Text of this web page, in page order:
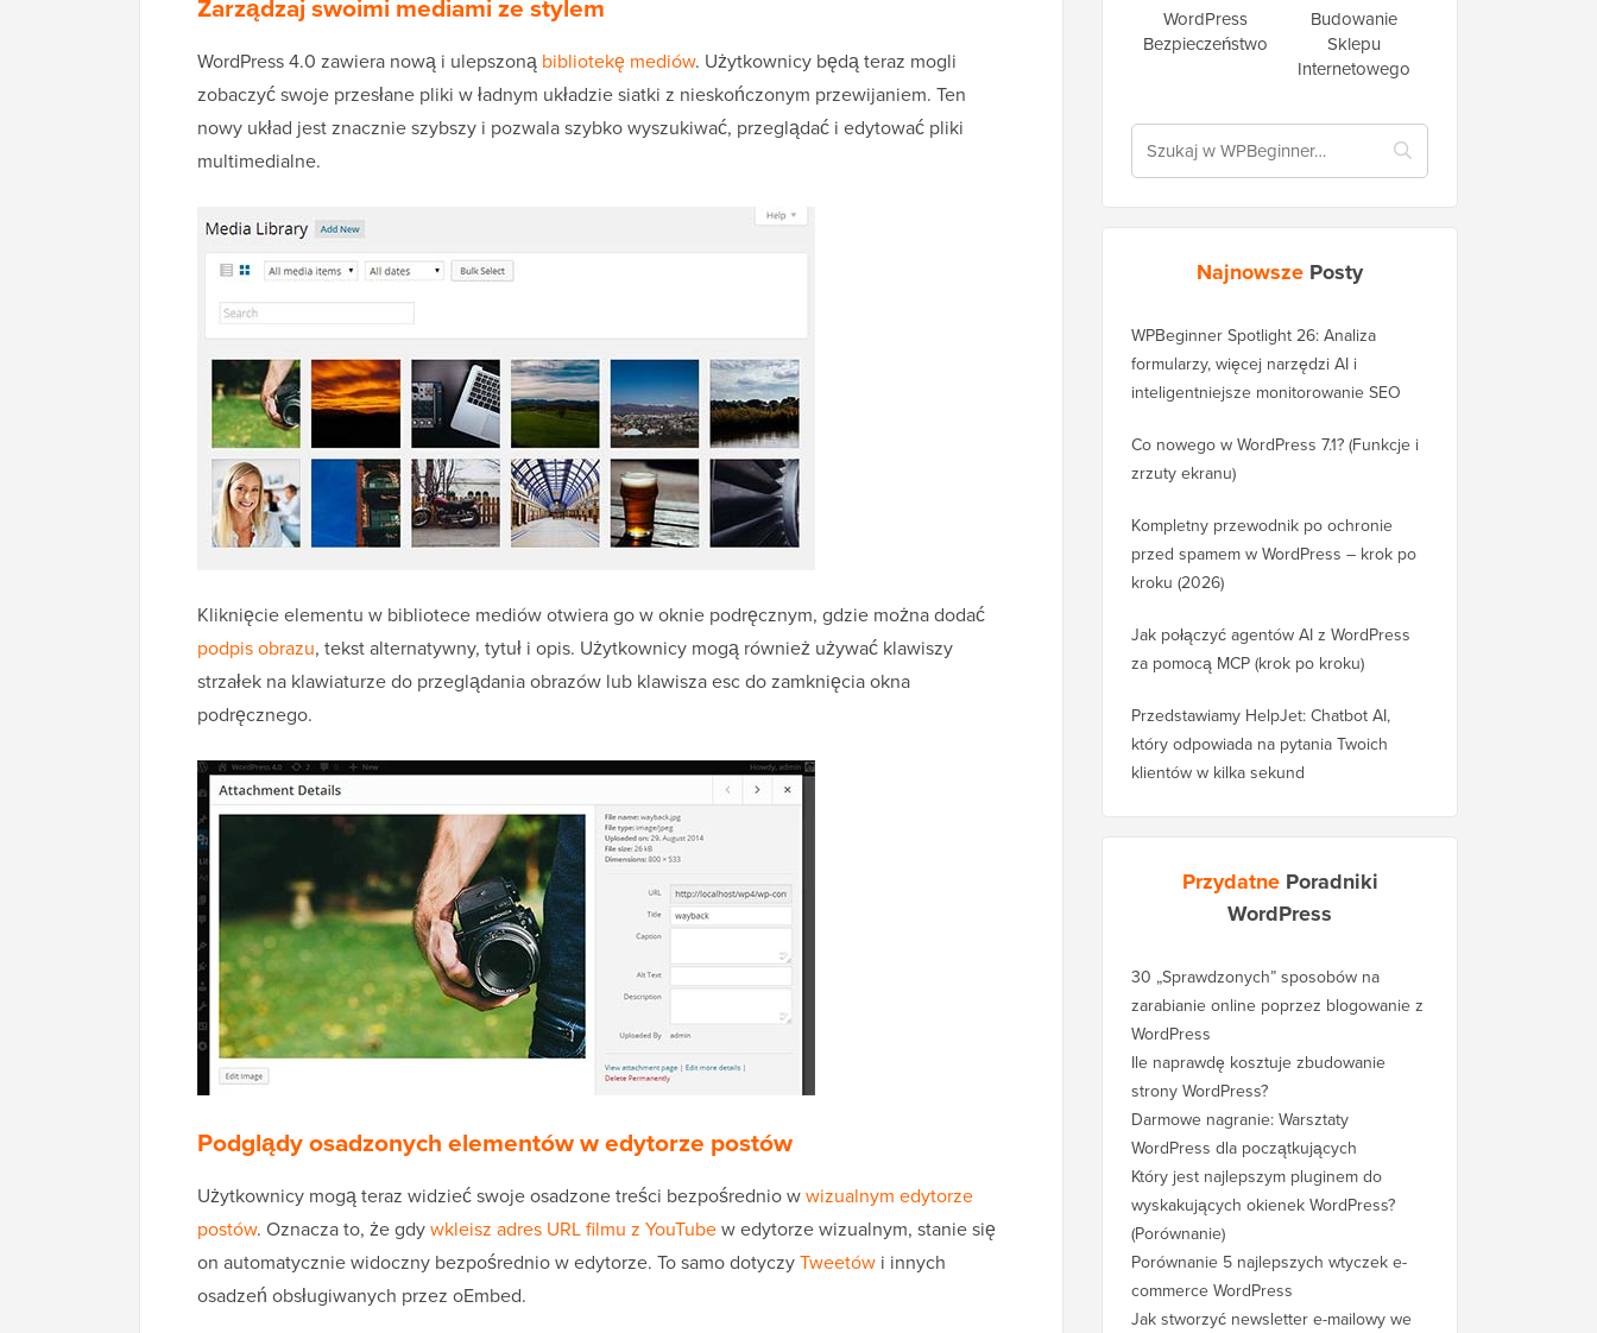
Zarządzaj swoimi mediami ze stylem
WordPress 4.0 zawiera nową i ulepszoną bibliotekę mediów. Użytkownicy będą teraz mogli
zobaczyć swoje przesłane pliki w ładnym układzie siatki z nieskończonym przewijaniem. Ten
nowy układ jest znacznie szybszy i pozwala szybko wyszukiwać, przeglądać i edytować pliki
multimedialne.
Kliknięcie elementu w bibliotece mediów otwiera go w oknie podręcznym, gdzie można dodać
podpis obrazu, tekst alternatywny, tytuł i opis. Użytkownicy mogą również używać klawiszy
strzałek na klawiaturze do przeglądania obrazów lub klawisza esc do zamknięcia okna
podręcznego.
Podglądy osadzonych elementów w edytorze postów
Użytkownicy mogą teraz widzieć swoje osadzone treści bezpośrednio wwizualnym edytorze
postów. Oznacza to, że gdywkleisz adres URL filmu z YouTubew edytorze wizualnym, stanie się
on automatycznie widoczny bezpośrednio w edytorze. To samo dotyczyTweetów i innych
osadzeń obsługiwanych przez oEmbed.
WordPress
Bezpieczeństwo
Budowanie
Sklepu
Internetowego
Najnowsze Posty
WPBeginner Spotlight 26: Analiza
formularzy, więcej narzędzi AI i
inteligentniejsze monitorowanie SEO
Co nowego w WordPress 7.1? (Funkcje i
zrzuty ekranu)
Kompletny przewodnik po ochronie
przed spamem w WordPress – krok po
kroku (2026)
Jak połączyć agentów AI z WordPress
za pomocą MCP (krok po kroku)
Przedstawiamy HelpJet: Chatbot AI,
który odpowiada na pytania Twoich
klientów w kilka sekund
Przydatne Poradniki
WordPress
30 „Sprawdzonych” sposobów na
zarabianie online poprzez blogowanie z
WordPress
Ile naprawdę kosztuje zbudowanie
strony WordPress?
Darmowe nagranie: Warsztaty
WordPress dla początkujących
Który jest najlepszym pluginem do
wyskakujących okienek WordPress?
(Porównanie)
Porównanie 5 najlepszych wtyczek e-
commerce WordPress
Jak stworzyć newsletter e-mailowy we